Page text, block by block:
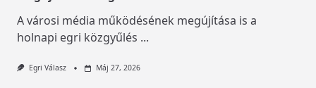
A városi média működésének megújítása is a
holnapi egri közgyűlés ...
Egri Válasz Máj 27, 2026